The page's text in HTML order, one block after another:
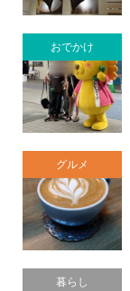
おでかけ
グルメ
暮らし